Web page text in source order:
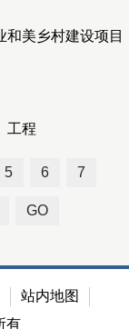
和美乡村建设项目
工程
5 6 7
GO
站内地图
有